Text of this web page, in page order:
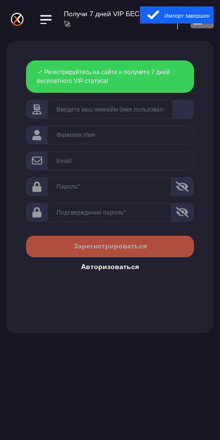
Получи 7 дней VIP БЕСПЛАТНО
🚀
Регистрируйтесь на сайте и получите 7 дней
бесплатного VIP-статуса!
Авторизоваться
Импорт завершен